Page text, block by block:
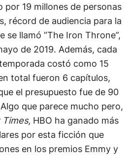
por 19 millones de personas
récord de audiencia para la
se llamó “The Iron Throne”,
de 2019. Además, cada
costó como 15
total fueron 6 capítulos,
el presupuesto fue de 90
que parece mucho pero,
Times, HBO ha ganado más
por esta ficción que
en los premios Emmy y